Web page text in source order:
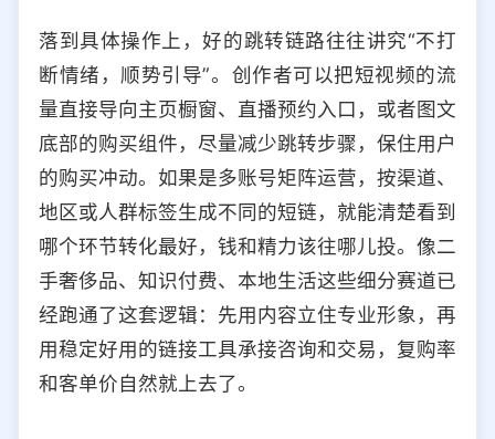
落到具体操作上，好的跳转链路往往讲究“不打
断情绪，顺势引导”。创作者可以把短视频的流
量直接导向主页橱窗、直播预约入口，或者图文
底部的购买组件，尽量减少跳转步骤，保住用户
的购买冲动。如果是多账号矩阵运营，按渠道、
地区或人群标签生成不同的短链，就能清楚看到
哪个环节转化最好，钱和精力该往哪儿投。像二
手奢侈品、知识付费、本地生活这些细分赛道已
经跑通了这套逻辑：先用内容立住专业形象，再
用稳定好用的链接工具承接咨询和交易，复购率
和客单价自然就上去了。